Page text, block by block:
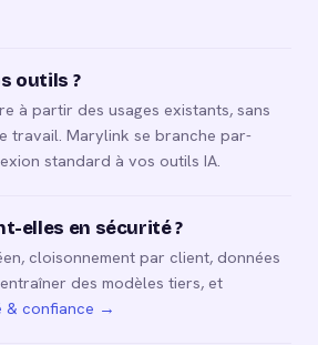
outils ?
à partir des usages existants, sans
travail. Marylink se branche par-
standard à vos outils IA.
elles en sécurité ?
cloisonnement par client, données
des modèles tiers, et
& confiance →